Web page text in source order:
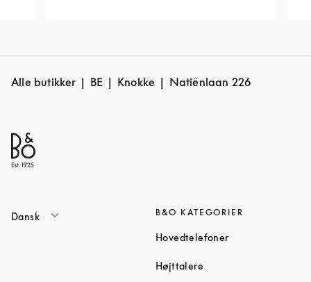
Alle butikker BE Knokke Natiënlaan 226
Dansk B&O KATEGORIER
HovedtelefonerLink Opens in
Højttalere